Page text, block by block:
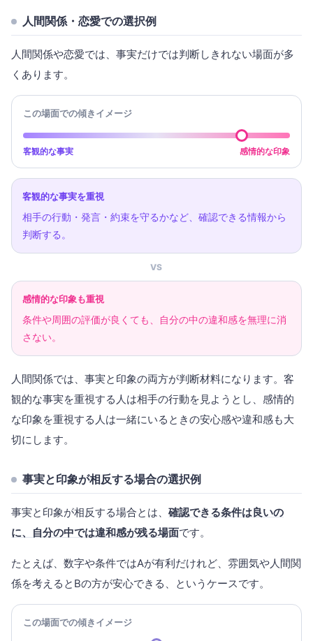
人間関係・恋愛での選択例
人間関係や恋愛では、事実だけでは判断しきれない場面が多
くあります。
この場面での傾きイメージ
客観的な事実 感情的な印象
客観的な事実を重視
相手の行動・発言・約束を守るかなど、確認できる情報から
判断する。
VS
感情的な印象も重視
条件や周囲の評価が良くても、自分の中の違和感を無理に消
さない。
人間関係では、事実と印象の両方が判断材料になります。客
観的な事実を重視する人は相手の行動を見ようとし、感情的
な印象を重視する人は一緒にいるときの安心感や違和感も大
切にします。
事実と印象が相反する場合の選択例
事実と印象が相反する場合とは、 確認できる条件は良いの
に、自分の中では違和感が残る場面です。
たとえば、数字や条件ではAが有利だけれど、雰囲気や人間関
係を考えるとBの方が安心できる、というケースです。
この場面での傾きイメージ